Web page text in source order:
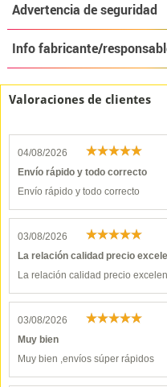
Advertencia de seguridad
Info fabricante/
Valoraciones de clientes
04/08/2026
Envío rápido y todo correcto
Envío rápido y todo correcto
03/08/2026
La relación calidad precio
La relación calidad precio
03/08/2026
Muy bien
Muy bien ,envíos súper rápidos